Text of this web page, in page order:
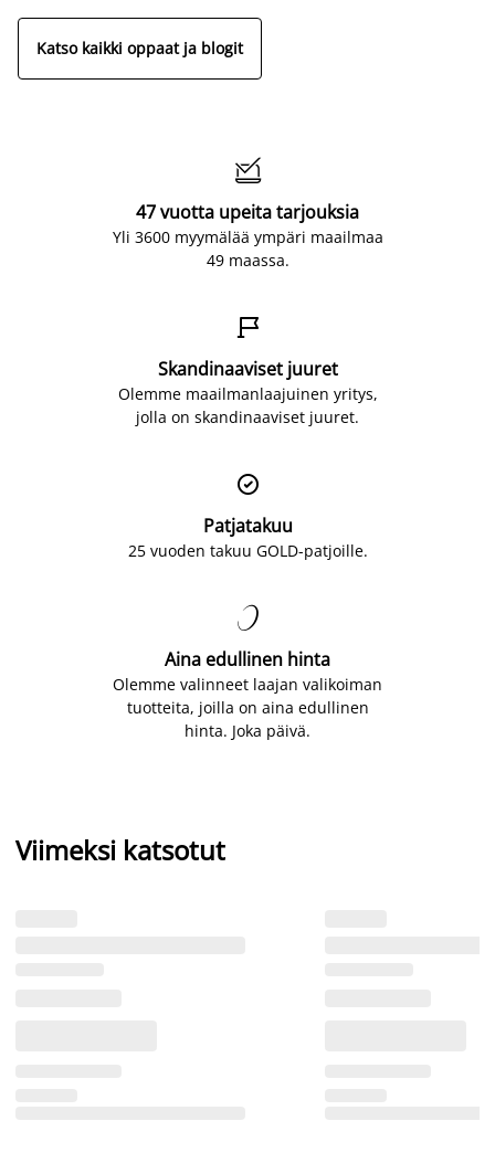
Katso kaikki oppaat ja blogit

47 vuotta upeita tarjouksia
Yli 3600 myymälää ympäri maailmaa
49 maassa.

Skandinaaviset juuret
Olemme maailmanlaajuinen yritys,
jolla on skandinaaviset juuret.

Patjatakuu
25 vuoden takuu GOLD-patjoille.

Aina edullinen hinta
Olemme valinneet laajan valikoiman
tuotteita, joilla on aina edullinen
hinta. Joka päivä.
Viimeksi katsotut